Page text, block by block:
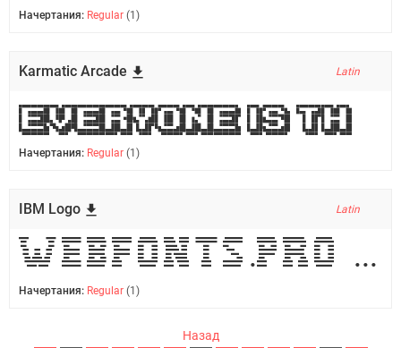
Начертания: Regular (1)
Karmatic Arcade Latin
Everyone is the creator of one's own fate
Начертания: Regular (1)
IBM Logo Latin
WebFonts.pro - all what you needed!
Начертания: Regular (1)
Назад